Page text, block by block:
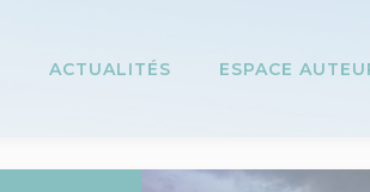
ACTUALITÉS ESPACE